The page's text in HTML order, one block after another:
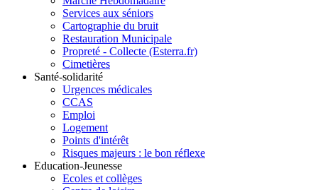
Services aux séniors
Cartographie du bruit
Restauration Municipale
Propreté - Collecte (Esterra.fr)
Cimetières
Santé-solidarité
Urgences médicales
CCAS
Emploi
Logement
Points d'intérêt
Risques majeurs : le bon réflexe
Education-Jeunesse
Ecoles et collèges